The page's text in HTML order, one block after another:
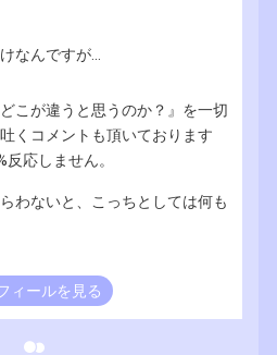
なんですが...
こが違うと思うのか？』を一切
くコメントも頂いております
応しません。
わないと、こっちとしては何も
ィールを見る